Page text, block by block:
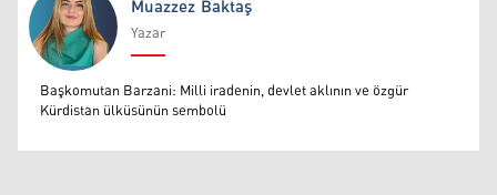
Muazzez Baktaş
Muazzez Baktaş
Yazar
Başkomutan Barzani: Milli iradenin, devlet aklının ve özgür
Kürdistan ülküsünün sembolü